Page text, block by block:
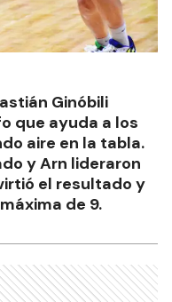
Ginóbili
que ayuda a los
aire en la tabla.
y Arn lideraron
el resultado y
de 9.